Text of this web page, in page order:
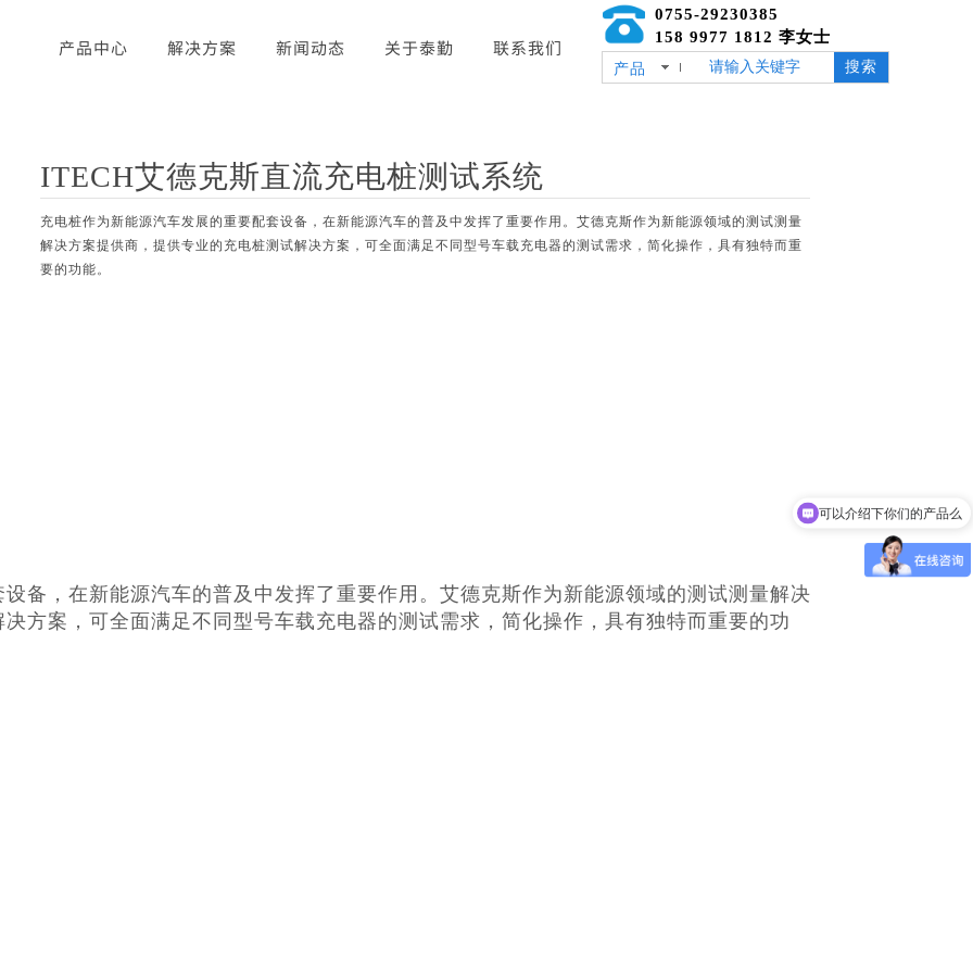
ITECH艾德克斯直流充电桩测试系统
充电桩作为新能源汽车发展的重要配套设备，在新能源汽车的普及中发挥了重要作用。艾德克斯作为新能源领域的测试测量
解决方案提供商，提供专业的充电桩测试解决方案，可全面满足不同型号车载充电器的测试需求，简化操作，具有独特而重
要的功能。
备，在新能源汽车的普及中发挥了重要作用。艾德克斯作为新能源领域的测试测量解决
方案，可全面满足不同型号车载充电器的测试需求，简化操作，具有独特而重要的功
产品中心 解决方案 新闻动态 关于泰勤 联系我们
0755-29230385
158 9977 1812 李女士
产品
搜索
可以介绍下你们的产品么